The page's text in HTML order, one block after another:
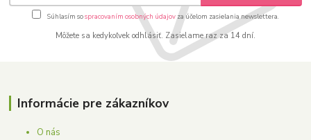
Súhlasím sospracovaním osobných údajovza účelom zasielania newslettera.
Môžete sa kedykoľvek odhlásiť. Zasielame raz za 14 dní.
Informácie pre zákazníkov
O nás